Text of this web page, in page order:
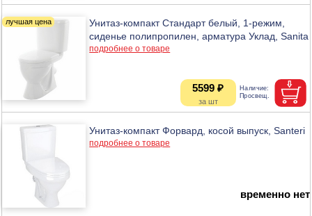
Унитаз-компакт Стандарт белый, 1-режим,
сиденье полипропилен, арматура Уклад, Sanita
подробнее о товаре
5599 ₽
Унитаз-компакт Форвард, косой выпуск, Santeri
подробнее о товаре
временно нет